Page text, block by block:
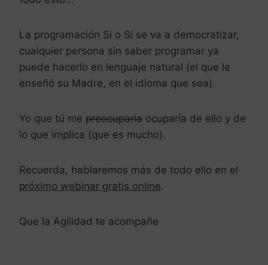
La programación Si o Sí se va a democratizar,
cualquier persona sin saber programar ya
puede hacerlo en lenguaje natural (el que le
enseñó su Madre, en el idioma que sea).
Yo que tú me preocuparía ocuparía de ello y de
lo que implica (que es mucho).
Recuerda, hablaremos más de todo ello en el
próximo webinar gratis online.
Que la Agilidad te acompañe